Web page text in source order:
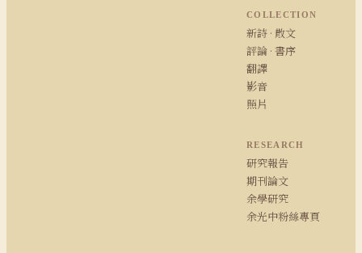
COLLECTION
新詩 · 散文
評論 · 書序
翻譯
影音
照片
RESEARCH
研究報告
期刊論文
余學研究
余光中粉絲專頁